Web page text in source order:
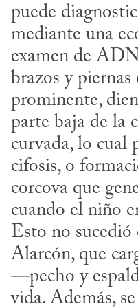
puede
mediante una
examen de
brazos y piernas
prominente,
parte baja de la
curvada, lo cual
cifosis, o
corcova que
cuando el niño
Esto no sucedió
Alarcón, que
—pecho y
vida. Además,